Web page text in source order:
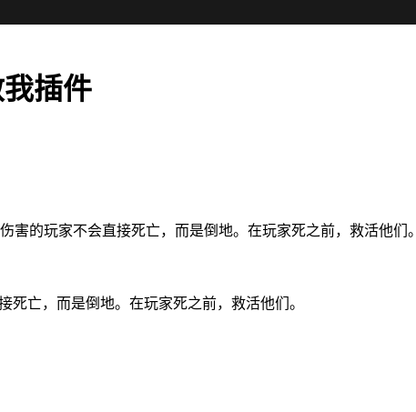
插件
害的玩家不会直接死亡，而是倒地。在玩家死之前，救活他们。
亡，而是倒地。在玩家死之前，救活他们。